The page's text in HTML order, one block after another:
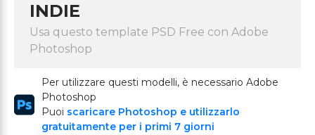
INDIE
Usa questo template PSD Free con Adobe
Photoshop
Per utilizzare questi modelli, è necessario Adobe
Photoshop
Puoi scaricare Photoshop e utilizzarlo
gratuitamente per i primi 7 giorni